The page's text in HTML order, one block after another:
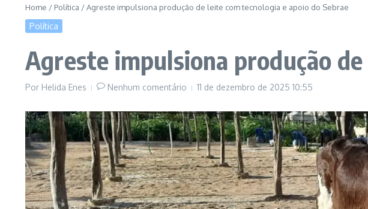
Home / Política /Agreste impulsiona produção de leite com tecnologia e apoio do Sebrae
Política
Agreste impulsiona produção
Por Helida Enes Nenhum comentário 11 de dezembro de 2025 10:55